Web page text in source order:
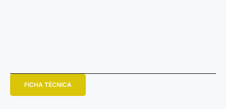
FICHA TÉCNICA